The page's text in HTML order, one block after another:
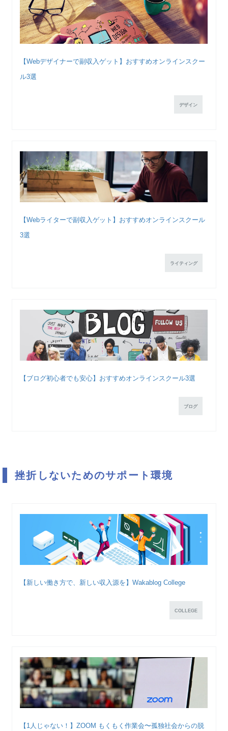
【Webデザイナーで副収入ゲット】おすすめオンラインスクー
ル3選
デザイン
【Webライターで副収入ゲット】おすすめオンラインスクール
3選
ライティング
【ブログ初心者でも安心】おすすめオンラインスクール3選
ブログ
挫折しないためのサポート環境
【新しい働き方で、新しい収入源を】Wakablog College
COLLEGE
【1人じゃない！】ZOOM もくもく作業会〜孤独社会からの脱